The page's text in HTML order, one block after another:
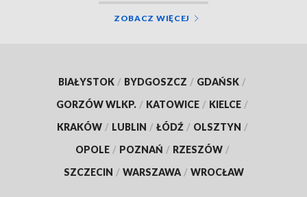
ZOBACZ WIĘCEJ
BIAŁYSTOK / BYDGOSZCZ / GDAŃSK /
GORZÓW WLKP. / KATOWICE / KIELCE /
KRAKÓW / LUBLIN / ŁÓDŹ / OLSZTYN /
OPOLE / POZNAŃ / RZESZÓW /
SZCZECIN / WARSZAWA / WROCŁAW